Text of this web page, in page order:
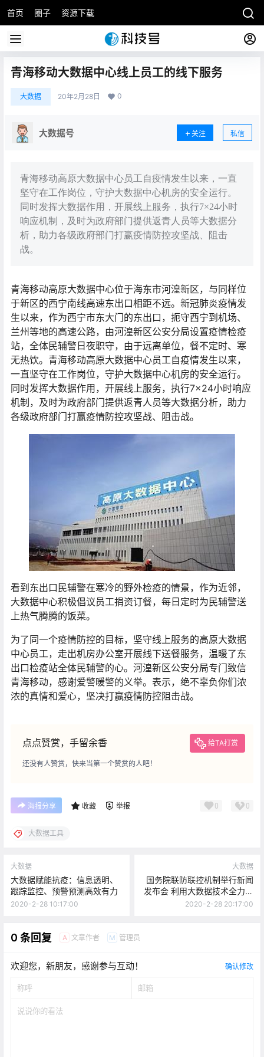
首页 圈子 资源下载
青海移动大数据中心线上员工的线下服务
大数据 20年2月28日 0
大数据号 关注 私信
青海移动高原大数据中心员工自疫情发生以来，一直
坚守在工作岗位，守护大数据中心机房的安全运行。
同时发挥大数据作用，开展线上服务，执行7×24小时
响应机制，及时为政府部门提供返青人员等大数据分
析，助力各级政府部门打赢疫情防控攻坚战、阻击
战。
青海移动高原大数据中心位于海东市河湟新区，与同样位
于新区的西宁南线高速东出口相距不远。新冠肺炎疫情发
生以来，作为西宁市东大门的东出口，扼守西宁到机场、
兰州等地的高速公路，由河湟新区公安分局设置疫情检疫
站，全体民辅警日夜职守，由于远离单位，餐不定时、寒
无热饮。青海移动高原大数据中心员工自疫情发生以来，
一直坚守在工作岗位，守护大数据中心机房的安全运行。
同时发挥大数据作用，开展线上服务，执行7×24小时响应
机制，及时为政府部门提供返青人员等大数据分析，助力
各级政府部门打赢疫情防控攻坚战、阻击战。
看到东出口民辅警在寒冷的野外检疫的情景，作为近邻，
大数据中心积极倡议员工捐资订餐，每日定时为民辅警送
上热气腾腾的饭菜。
为了同一个疫情防控的目标，坚守线上服务的高原大数据
中心员工，走出机房办公室开展线下送餐服务，温暖了东
出口检疫站全体民辅警的心。河湟新区公安分局专门致信
青海移动，感谢爱警暖警的义举。表示，绝不辜负你们浓
浓的真情和爱心，坚决打赢疫情防控阻击战。
点点赞赏，手留余香 给TA打赏
还没有人赞赏，快来当第一个赞赏的人吧！
海报分享 收藏 举报 0 0
大数据工具
大数据
大数据赋能抗疫：信息透明、
跟踪监控、预警预测高效有力
2020-2-28 10:17:00
大数据
国务院联防联控机制举行新闻
发布会 利用大数据技术全力支
撑复工复产
2020-2-28 20:17:00
0 条回复 A 文章作者 M 管理员
欢迎您，新朋友，感谢参与互动！ 确认修改